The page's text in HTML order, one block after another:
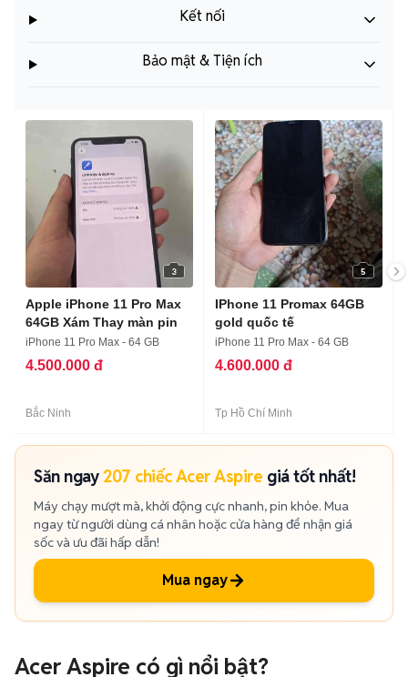
Kết nối
Bảo mật & Tiện ích
3
Apple iPhone 11 Pro Max
64GB Xám Thay màn pin
iPhone 11 Pro Max - 64 GB
4.500.000 đ
Bắc Ninh
5
IPhone 11 Promax 64GB
gold quốc tế
iPhone 11 Pro Max - 64 GB
4.600.000 đ
Tp Hồ Chí Minh
Săn ngay 207 chiếc Acer Aspire giá tốt nhất!
Máy chạy mượt mà, khởi động cực nhanh, pin khỏe. Mua
ngay từ người dùng cá nhân hoặc cửa hàng để nhận giá
sốc và ưu đãi hấp dẫn!
Mua ngay
Acer Aspire có gì nổi bật?